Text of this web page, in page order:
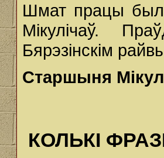
Шмат працы
Мікулічаў.
Бярэзінскім
Старшыня
КОЛЬКІ